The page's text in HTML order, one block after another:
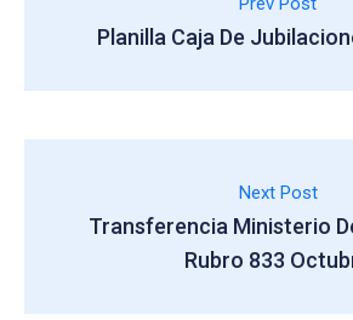
Planilla Caja De
Next Post
Transferencia Ministerio
Rubro 833